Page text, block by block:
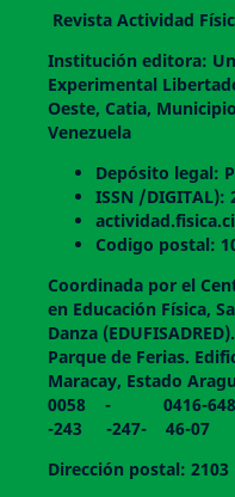
Revista Actividad
Institución editora:
Experimental
Oeste, Catia,
Venezuela
Depósito legal:
ISSN /DIGITAL):
Codigo postal:
Coordinada por el
en Educación Física,
Danza
Parque de Ferias.
Maracay, Estado
0058 - 0416-
-243 -247- 46-07
Dirección postal: 2103